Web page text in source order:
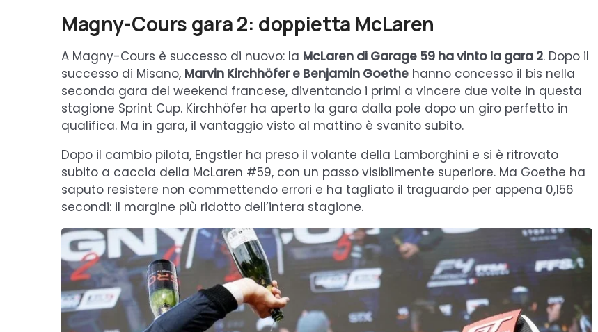
Magny-Cours gara 2: doppietta McLaren
A Magny-Cours è successo di nuovo: la McLaren di Garage 59 ha vinto la gara 2. Dopo il
successo di Misano, Marvin Kirchhöfer e Benjamin Goethe hanno concesso il bis nella
seconda gara del weekend francese, diventando i primi a vincere due volte in questa
stagione Sprint Cup. Kirchhöfer ha aperto la gara dalla pole dopo un giro perfetto in
qualifica. Ma in gara, il vantaggio visto al mattino è svanito subito.
Dopo il cambio pilota, Engstler ha preso il volante della Lamborghini e si è ritrovato
subito a caccia della McLaren #59, con un passo visibilmente superiore. Ma Goethe ha
saputo resistere non commettendo errori e ha tagliato il traguardo per appena 0,156
secondi: il margine più ridotto dell’intera stagione.